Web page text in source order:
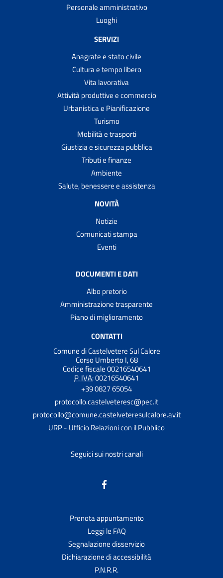
Personale amministrativo
Luoghi
SERVIZI
Anagrafe e stato civile
Cultura e tempo libero
Vita lavorativa
Attività produttive e commercio
Urbanistica e Pianificazione
Turismo
Mobilità e trasporti
Giustizia e sicurezza pubblica
Tributi e finanze
Ambiente
Salute, benessere e assistenza
NOVITÀ
Notizie
Comunicati stampa
Eventi
DOCUMENTI E DATI
Albo pretorio
Amministrazione trasparente
Piano di miglioramento
CONTATTI
Comune di Castelvetere Sul Calore
Corso Umberto I, 68
Codice fiscale 00216540641
P. IVA:00216540641
+39 0827 65054
protocollo.castelveteresc@pec.it
protocollo@comune.castelveteresulcalore.av.it
URP - Ufficio Relazioni con il Pubblico
Seguici sui nostri canali
Prenota appuntamento
Leggi le FAQ
Segnalazione disservizio
Dichiarazione di accessibilità
P.N.R.R.